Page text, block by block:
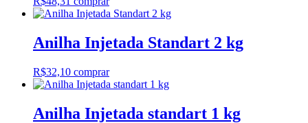
Anilha Injetada Standart 2 kg
R$32,10 comprar
Anilha Injetada standart 1 kg